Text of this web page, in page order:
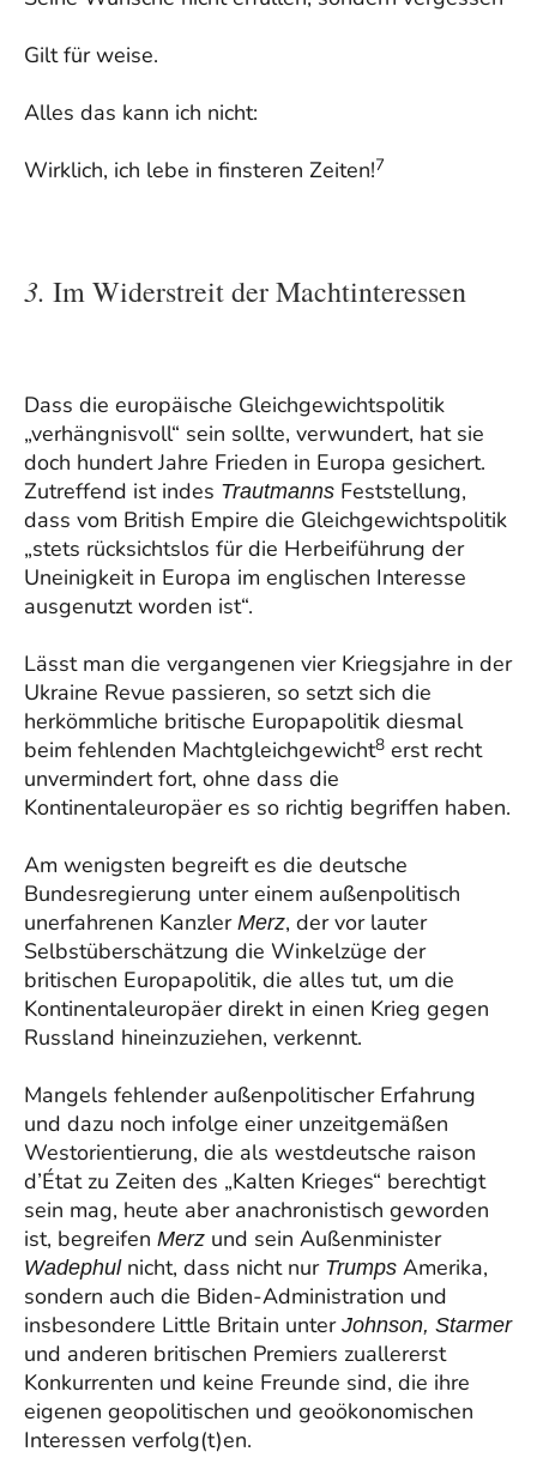
Gilt für weise.
Alles das kann ich nicht:
Wirklich, ich lebe in finsteren Zeiten!7
3. Im Widerstreit der Machtinteressen
Dass die europäische Gleichgewichtspolitik
„verhängnisvoll“ sein sollte, verwundert, hat sie
doch hundert Jahre Frieden in Europa gesichert.
Zutreffend ist indes Trautmanns Feststellung,
dass vom British Empire die Gleichgewichtspolitik
„stets rücksichtslos für die Herbeiführung der
Uneinigkeit in Europa im englischen Interesse
ausgenutzt worden ist“.
Lässt man die vergangenen vier Kriegsjahre in der
Ukraine Revue passieren, so setzt sich die
herkömmliche britische Europapolitik diesmal
beim fehlenden Machtgleichgewicht8 erst recht
unvermindert fort, ohne dass die
Kontinentaleuropäer es so richtig begriffen haben.
Am wenigsten begreift es die deutsche
Bundesregierung unter einem außenpolitisch
unerfahrenen Kanzler Merz, der vor lauter
Selbstüberschätzung die Winkelzüge der
britischen Europapolitik, die alles tut, um die
Kontinentaleuropäer direkt in einen Krieg gegen
Russland hineinzuziehen, verkennt.
Mangels fehlender außenpolitischer Erfahrung
und dazu noch infolge einer unzeitgemäßen
Westorientierung, die als westdeutsche raison
d’État zu Zeiten des „Kalten Krieges“ berechtigt
sein mag, heute aber anachronistisch geworden
ist, begreifen Merz und sein Außenminister
Wadephul nicht, dass nicht nur Trumps Amerika,
sondern auch die Biden-Administration und
insbesondere Little Britain unter Johnson, Starmer
und anderen britischen Premiers zuallererst
Konkurrenten und keine Freunde sind, die ihre
eigenen geopolitischen und geoökonomischen
Interessen verfolg(t)en.